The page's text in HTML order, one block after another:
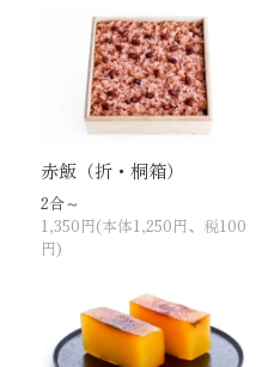
赤飯（折・桐箱）
2合～
1,350円(本体1,250円、税100
円)